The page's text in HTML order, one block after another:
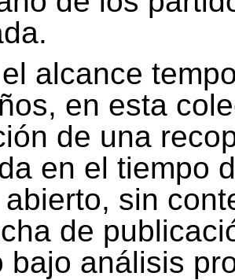
alcance
en esta
de una
en el tiempo
sin
de
bajo análisis